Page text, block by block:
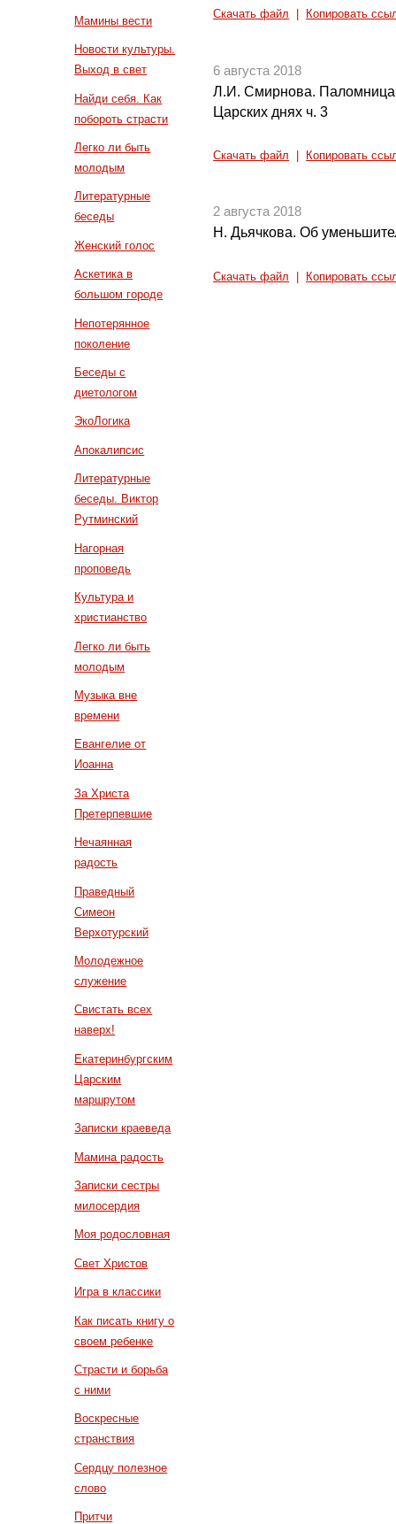
Мамины вести
Новости культуры.
Выход в свет
Найди себя. Как
побороть страсти
Легко ли быть
молодым
Литературные
беседы
Женский голос
Аскетика в
большом городе
Непотерянное
поколение
Беседы с
диетологом
ЭкоЛогика
Апокалипсис
Литературные
беседы. Виктор
Рутминский
Нагорная
проповедь
Культура и
христианство
Легко ли быть
молодым
Музыка вне
времени
Евангелие от
Иоанна
За Христа
Претерпевшие
Нечаянная
радость
Праведный
Симеон
Верхотурский
Молодежное
служение
Свистать всех
наверх!
Екатеринбургским
Царским
маршрутом
Записки краеведа
Мамина радость
Записки сестры
милосердия
Моя родословная
Свет Христов
Игра в классики
Как писать книгу о
своем ребенке
Страсти и борьба
с ними
Воскресные
странствия
Сердцу полезное
слово
Притчи
Скачать файл Копировать
6 августа 2018
Л.И. Смирнова. Паломница
Царских днях ч. 3
Скачать файл Копировать
2 августа 2018
Н. Дьячкова. Об
Скачать файл Копировать